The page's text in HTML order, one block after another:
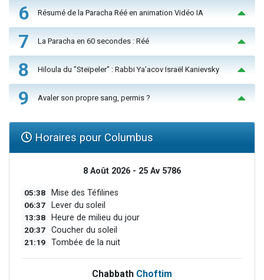
6 Résumé de la Paracha Réé en animation Vidéo IA
7 La Paracha en 60 secondes : Réé
8 Hiloula du "Steïpeler" : Rabbi Ya’acov Israël Kanievsky
9 Avaler son propre sang, permis ?
Horaires pour Columbus
8 Août 2026 - 25 Av 5786
05:38 Mise des Téfilines
06:37 Lever du soleil
13:38 Heure de milieu du jour
20:37 Coucher du soleil
21:19 Tombée de la nuit
Chabbath Choftim